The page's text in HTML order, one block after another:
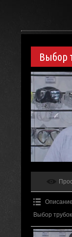
Выбор
Выбор трубок